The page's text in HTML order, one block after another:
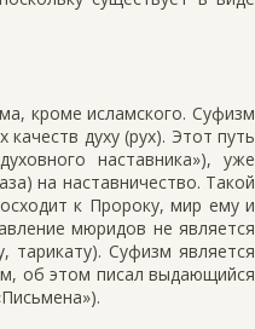
кроме исламского. Суфизм
духу (рух). Этот путь
наставника»), уже
на наставничество. Такой
к Пророку, мир ему и
мюридов не является
Суфизм является
об этом писал выдающийся